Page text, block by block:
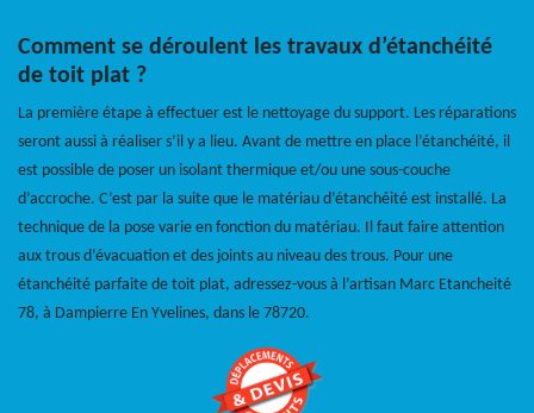
Comment se déroulent les travaux d’étanchéité
de toit plat ?
La première étape à effectuer est le nettoyage du support. Les réparations
seront aussi à réaliser s’il y a lieu. Avant de mettre en place l’étanchéité, il
est possible de poser un isolant thermique et/ou une sous-couche
d’accroche. C’est par la suite que le matériau d’étanchéité est installé. La
technique de la pose varie en fonction du matériau. Il faut faire attention
aux trous d’évacuation et des joints au niveau des trous. Pour une
étanchéité parfaite de toit plat, adressez-vous à l’artisan Marc Etancheité
78, à Dampierre En Yvelines, dans le 78720.